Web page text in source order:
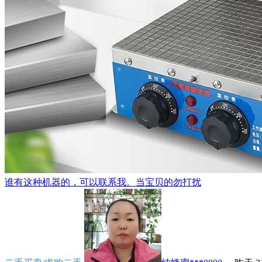
谁有这种机器的，可以联系我。当宝贝的勿打扰